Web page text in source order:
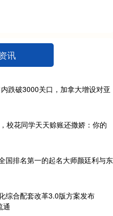
讯
跌破3000关口，加拿大增设对亚
校花同学天天赊账还撒娇：你的
国排名第一的起名大师颜廷利与东
综合配套改革3.0版方案发布
通